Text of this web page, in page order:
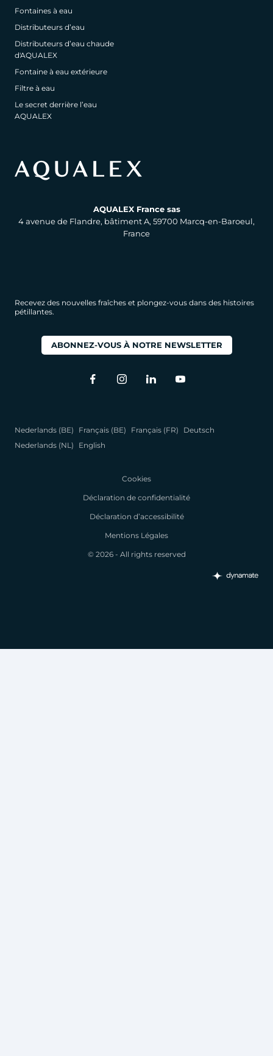
Fontaines à eau
Distributeurs d’eau
Distributeurs d’eau chaude
d'AQUALEX
Fontaine à eau extérieure
Filtre à eau
Le secret derrière l’eau
AQUALEX
AQUALEX France sas
4 avenue de Flandre, bâtiment A, 59700 Marcq-en-Baroeul,
France
Recevez des nouvelles fraîches et plongez-vous dans des histoires
pétillantes.
ABONNEZ-VOUS À NOTRE NEWSLETTER
Nederlands (BE) Français (BE) Français (FR)
Deutsch
Nederlands (NL)
English
Cookies
Déclaration de confidentialité
Déclaration d’accessibilité
Mentions Légales
© 2026 - All rights reserved